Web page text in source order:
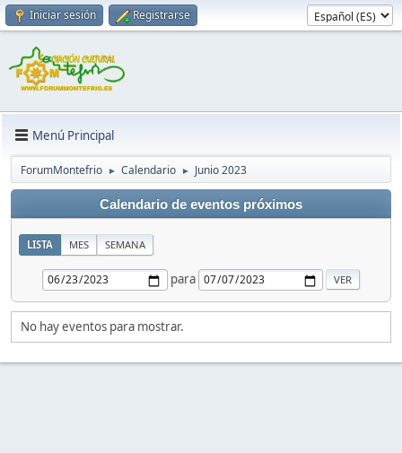
Iniciar sesión Registrarse
Menú Principal
ForumMontefrio ► Calendario ► Junio 2023
Calendario de eventos próximos
LISTA MES SEMANA
para
No hay eventos para mostrar.